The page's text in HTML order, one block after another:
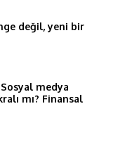
değil, yeni bir
medya
mı? Finansal